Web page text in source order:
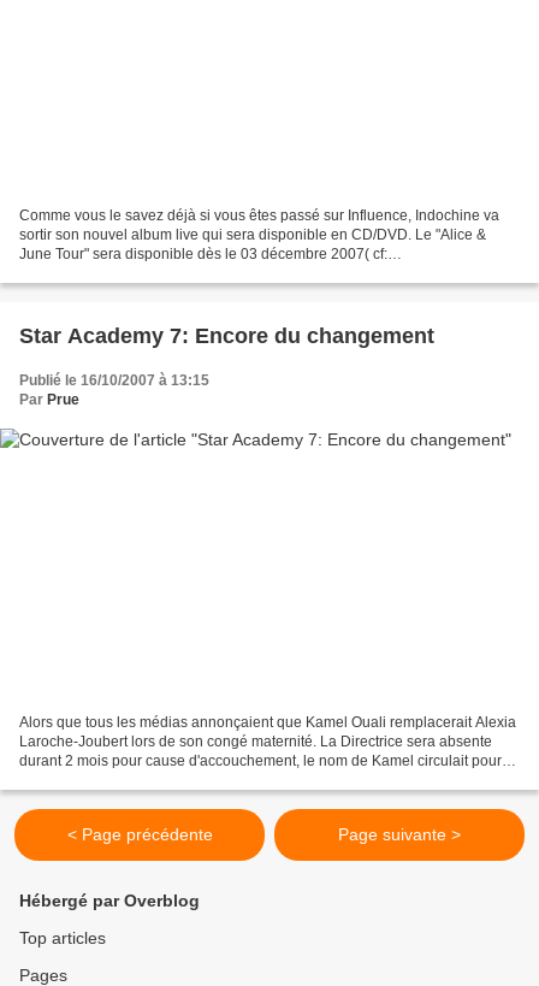
Comme vous le savez déjà si vous êtes passé sur Influence, Indochine va
sortir son nouvel album live qui sera disponible en CD/DVD. Le "Alice &
June Tour" sera disponible dès le 03 décembre 2007( cf:
Star Academy 7: Encore du changement
Publié le 16/10/2007 à 13:15
Par Prue
Alors que tous les médias annonçaient que Kamel Ouali remplacerait Alexia
Laroche-Joubert lors de son congé maternité. La Directrice sera absente
durant 2 mois pour cause d'accouchement, le nom de Kamel circulait pour
< Page précédente Page suivante >
Hébergé par Overblog
Top articles
Pages